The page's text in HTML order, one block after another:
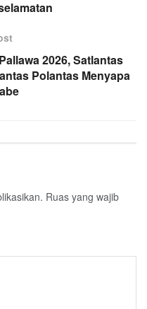
2026, Satlantas
Polantas Menyapa
Ruas yang wajib